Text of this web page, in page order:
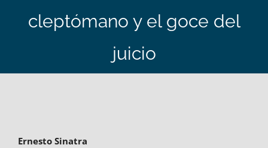
cleptómano y el goce del
juicio
Ernesto Sinatra